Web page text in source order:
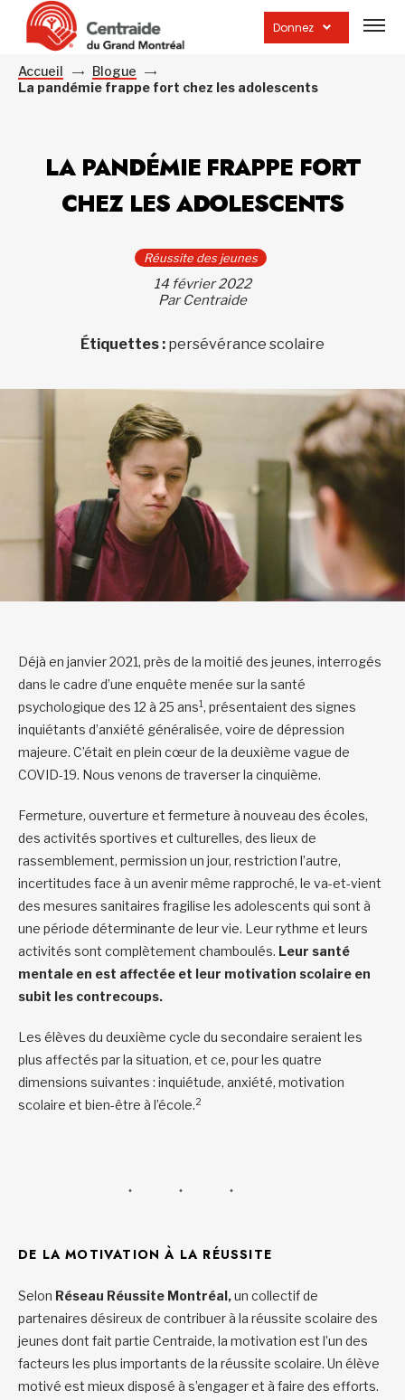
Donnez
la
Accueil
Blogue
La pandémie frappe fort chez les adolescents
LA PANDÉMIE FRAPPE FORT
CHEZ LES ADOLESCENTS
Réussite des jeunes
14 février 2022
Par Centraide
Étiquettes : persévérance scolaire
Déjà en janvier 2021, près de la moitié des jeunes, interrogés
dans le cadre d’une enquête menée sur la santé
psychologique des 12 à 25 ans1, présentaient des signes
inquiétants d’anxiété généralisée, voire de dépression
majeure. C’était en plein cœur de la deuxième vague de
COVID-19. Nous venons de traverser la cinquième.
Fermeture, ouverture et fermeture à nouveau des écoles,
des activités sportives et culturelles, des lieux de
rassemblement, permission un jour, restriction l’autre,
incertitudes face à un avenir même rapproché, le va-et-vient
des mesures sanitaires fragilise les adolescents qui sont à
une période déterminante de leur vie. Leur rythme et leurs
activités sont complètement chamboulés. Leur santé
mentale en est affectée et leur motivation scolaire en
subit les contrecoups.
Les élèves du deuxième cycle du secondaire seraient les
plus affectés par la situation, et ce, pour les quatre
dimensions suivantes : inquiétude, anxiété, motivation
scolaire et bien-être à l’école.2
DE LA MOTIVATION À LA RÉUSSITE
Selon Réseau Réussite Montréal,un collectif de
partenaires désireux de contribuer à la réussite scolaire des
jeunes dont fait partie Centraide, la motivation est l’un des
facteurs les plus importants de la réussite scolaire. Un élève
motivé est mieux disposé à s’engager et à faire des efforts.